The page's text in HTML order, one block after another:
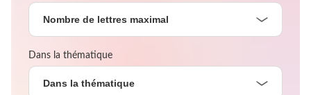
Nombre de lettres maximal
Dans la thématique
Dans la thématique